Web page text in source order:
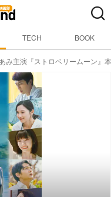
TECH BOOK
み主演『ストロベリームーン』